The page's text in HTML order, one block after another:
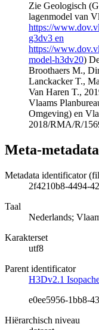
Zie Geologisch
lagenmodel van
https://
g3dv3 en
https://
model-h3dv20)
Broothaers M.,
Lanckacker T.,
Van Haren T.,
Vlaams
Omgeving) en
2018/RMA/R/
Meta-metadata
Metadata identificator
2f4210b8-4494-
Taal
Nederlands;
Karakterset
utf8
Parent identificator
H3Dv2.1
e0ee5956-1bb8-
Hiërarchisch niveau